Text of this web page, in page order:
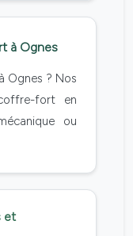
à Ognes
Ognes ? Nos
fort en
ou
et